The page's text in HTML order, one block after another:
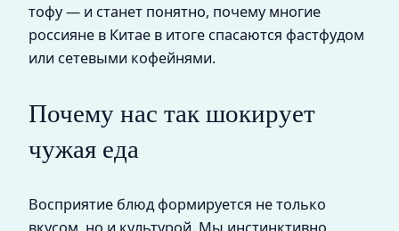
тофу — и станет понятно, почему многие
россияне в Китае в итоге спасаются фастфудом
или сетевыми кофейнями.
Почему нас так шокирует
чужая еда
Восприятие блюд формируется не только